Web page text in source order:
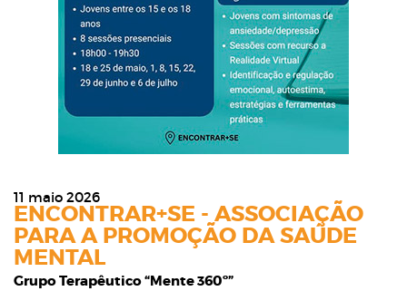
11 maio 2026
ENCONTRAR+SE - ASSOCIAÇÃO
PARA A PROMOÇÃO DA SAÚDE
MENTAL
Grupo Terapêutico “Mente 360º”